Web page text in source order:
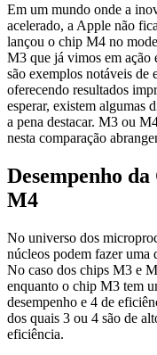
Em um mundo onde a
acelerado, a Apple não
lançou o chip M4 no
M3 que já vimos em ação
são exemplos notáveis de
oferecendo resultados
esperar, existem algumas
a pena destacar. M3 ou
nesta comparação
Desempenho
M4
No universo dos
núcleos podem fazer uma
No caso dos chips M3 e
enquanto o chip M3 tem
desempenho e 4 de
dos quais 3 ou 4 são de
eficiência.